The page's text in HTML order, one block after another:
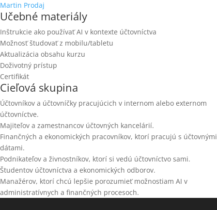
Martin Prodaj
Učebné materiály
Inštrukcie ako používať AI v kontexte účtovníctva
Možnosť študovať z mobilu/tabletu
Aktualizácia obsahu kurzu
Doživotný prístup
Certifikát
Cieľová skupina
Účtovníkov a účtovníčky pracujúcich v internom alebo externom
účtovníctve.
Majiteľov a zamestnancov účtovných kancelárií.
Finančných a ekonomických pracovníkov, ktorí pracujú s účtovnými
dátami.
Podnikateľov a živnostníkov, ktorí si vedú účtovníctvo sami.
Študentov účtovníctva a ekonomických odborov.
Manažérov, ktorí chcú lepšie porozumieť možnostiam AI v
administratívnych a finančných procesoch.